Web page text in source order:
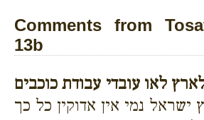
Comments from
13b
לאו עובדי עבודת כוכבים
נמי אין אדוקין כל כך